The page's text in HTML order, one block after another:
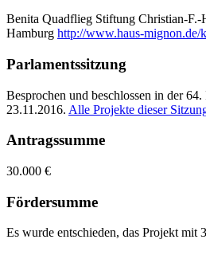
Benita Quadflieg Stiftung Christian-F.-
Hamburg http://www.haus-mignon.de/
Parlamentssitzung
Besprochen und beschlossen in der
23.11.2016. Alle Projekte dieser
Antragssumme
30.000 €
Fördersumme
Es wurde entschieden, das Projekt mit